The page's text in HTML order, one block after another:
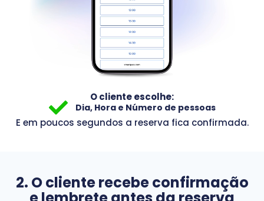
O cliente escolhe:
Dia, Hora e Número de pessoas
E em poucos segundos a reserva fica confirmada.
2. O cliente recebe confirmação